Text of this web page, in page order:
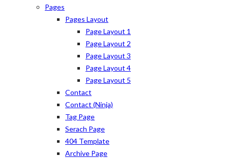
Pages
Pages Layout
Page Layout 1
Page Layout 2
Page Layout 3
Page Layout 4
Page Layout 5
Contact
Contact (ninja)
Tag Page
Serach Page
404 Template
Archive Page